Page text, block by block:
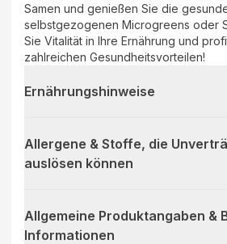
Samen und genießen Sie die
selbstgezogenen Microgreens oder
Sie Vitalität in Ihre Ernährung und
zahlreichen Gesundheitsvorteilen!
Ernährungshinweise
Allergene & Stoffe, die
auslösen können
Allgemeine Produktangaben &
Informationen